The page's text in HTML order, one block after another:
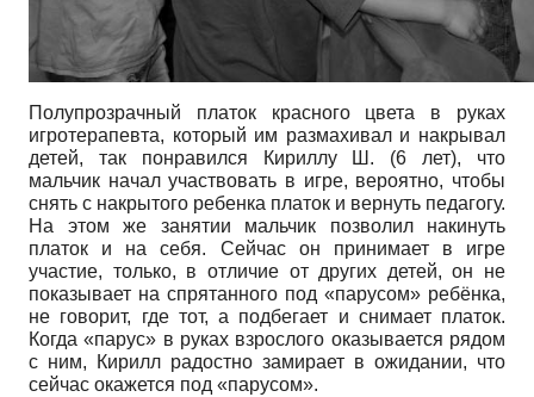
Полупрозрачный платок красного цвета в руках
игротерапевта, который им размахивал и накрывал
детей, так понравился Кириллу Ш. (6 лет), что
мальчик начал участвовать в игре, вероятно, чтобы
снять с накрытого ребенка платок и вернуть педагогу.
На этом же занятии мальчик позволил накинуть
платок и на себя. Сейчас он принимает в игре
участие, только, в отличие от других детей, он не
показывает на спрятанного под «парусом» ребёнка,
не говорит, где тот, а подбегает и снимает платок.
Когда «парус» в руках взрослого оказывается рядом
с ним, Кирилл радостно замирает в ожидании, что
сейчас окажется под «парусом».